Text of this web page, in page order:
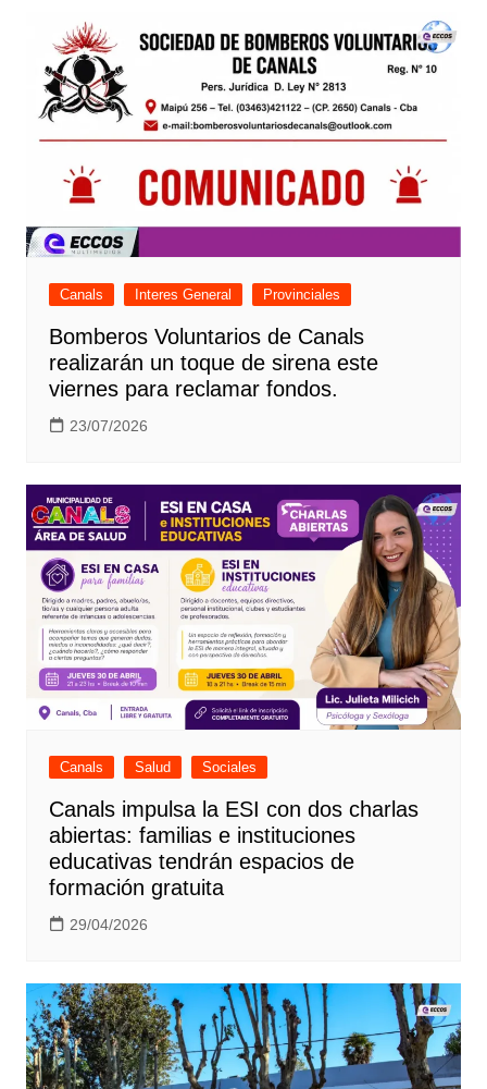
entradas
Canals Interes General Provinciales
Bomberos Voluntarios de Canals
realizarán un toque de sirena este
viernes para reclamar fondos.
23/07/2026
Canals Salud Sociales
Canals impulsa la ESI con dos charlas
abiertas: familias e instituciones
educativas tendrán espacios de
formación gratuita
29/04/2026